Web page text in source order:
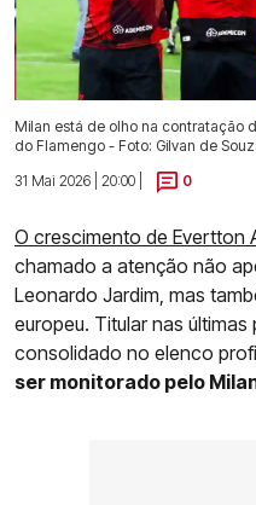
Milan está de olho na contratação
do Flamengo - Foto: Gilvan de
31 Mai 2026 | 20:00 |
0
O crescimento de Evertton
chamado a atenção não
Leonardo Jardim, mas
europeu. Titular nas
consolidado no elenco
ser monitorado pelo